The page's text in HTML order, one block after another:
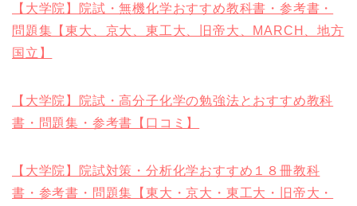
【大学院】院試・無機化学おすすめ教科書・参考書・
問題集【東大、京大、東工大、旧帝大、MARCH、地方
国立】
【大学院】院試・高分子化学の勉強法とおすすめ教科
書・問題集・参考書【口コミ】
【大学院】院試対策・分析化学おすすめ１８冊教科
書・参考書・問題集【東大・京大・東工大・旧帝大・